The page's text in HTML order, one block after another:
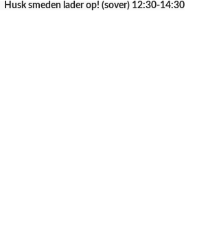
Husk smeden lader op! (sover) 12:30-14:30